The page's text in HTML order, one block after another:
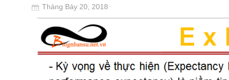
Tháng Bảy 20, 2018